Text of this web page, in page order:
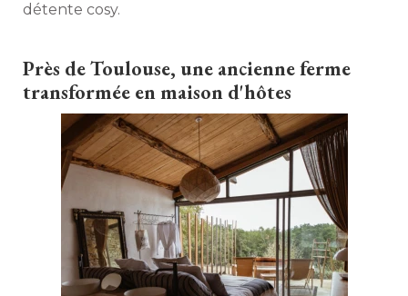
détente cosy.
Près de Toulouse, une ancienne ferme
transformée en maison d'hôtes